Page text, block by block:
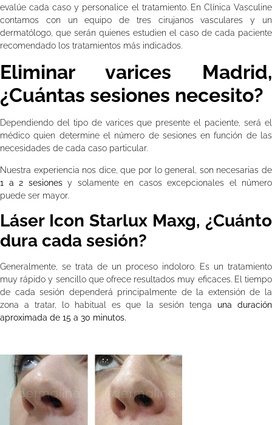
evalúe cada caso y personalice el tratamiento. En Clínica Vasculine
contamos con un equipo de tres cirujanos vasculares y un
dermatólogo, que serán quienes estudien el caso de cada paciente
recomendado los tratamientos más indicados.
Eliminar varices Madrid,
¿Cuántas sesiones necesito?
Dependiendo del tipo de varices que presente el paciente, será el
médico quien determine el número de sesiones en función de las
necesidades de cada caso particular.
Nuestra experiencia nos dice, que por lo general, son necesarias de
1 a 2 sesionesy solamente en casos excepcionales el número
puede ser mayor.
Láser Icon Starlux Maxg, ¿Cuánto
dura cada sesión?
Generalmente, se trata de un proceso indoloro. Es un tratamiento
muy rápido y sencillo que ofrece resultados muy eficaces. El tiempo
de cada sesión dependerá principalmente de la extensión de la
zona a tratar, lo habitual es que la sesión tenga una duración
aproximada de 15 a 30 minutos.